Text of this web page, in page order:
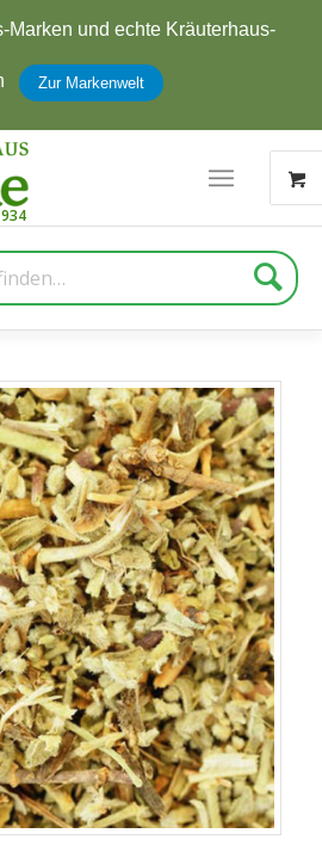
und echte Kräuterhaus-
Markenwelt
Suche